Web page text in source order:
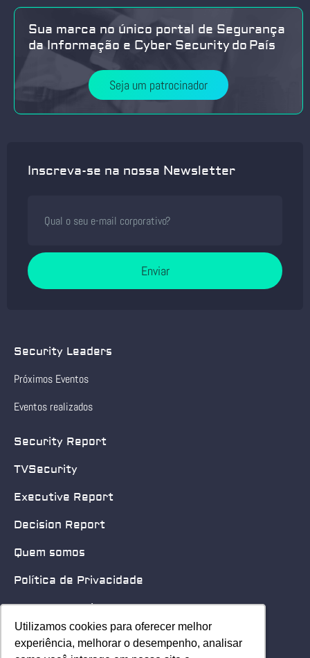
Utilizamos cookies para oferecer melhor
experiência, melhorar o desempenho, analisar
Utilizamos cookies para oferecer melhor
experiência, melhorar o desempenho, analisar
Sua marca no único portal de Segurança
da Informação e Cyber Security do País
Seja um patrocinador
Inscreva-se na nossa Newsletter
Enviar
Security Leaders
Próximos Eventos
Eventos realizados
Security Report
TVSecurity
Executive Report
Decision Report
Quem somos
Política de Privacidade
Quero patrocinar
Contato